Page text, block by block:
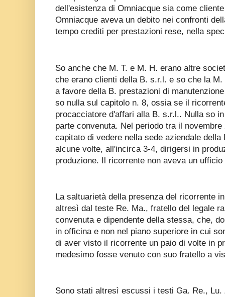
dell'esistenza di Omniacque sia come
Omniacque aveva un debito nei confronti
tempo crediti per prestazioni rese, nella
So anche che M. T. e M. H. erano altre
che erano clienti della B. s.r.l. e so che la
a favore della B. prestazioni di
so nulla sul capitolo n. 8, ossia se il
procacciatore d'affari alla B. s.r.l.. Nulla so
parte convenuta. Nel periodo tra il
capitato di vedere nella sede aziendale
alcune volte, all'incirca 3-4, dirigersi in
produzione. Il ricorrente non aveva un
La saltuarietà della presenza del ricorrente
altresì dal teste Re. Ma., fratello del legale
convenuta e dipendente della stessa, che,
in officina e non nel piano superiore in cui
di aver visto il ricorrente un paio di volte in
medesimo fosse venuto con suo fratello a
Sono stati altresì escussi i testi Ga. Re., Lu.